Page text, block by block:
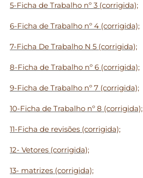
5-Ficha de Trabalho nº 3 (corrigida);
6-Ficha de Trabalho nº 4 (corrigida);
7-Ficha De Trabalho N 5 (corrigida);
8-Ficha de Trabalho nº 6 (corrigida);
9-Ficha de Trabalho nº 7 (corrigida);
10-Ficha de Trabalho nº 8 (corrigida);
11-Ficha de revisões (corrigida);
12- Vetores (corrigida);
13- matrizes (corrigida);